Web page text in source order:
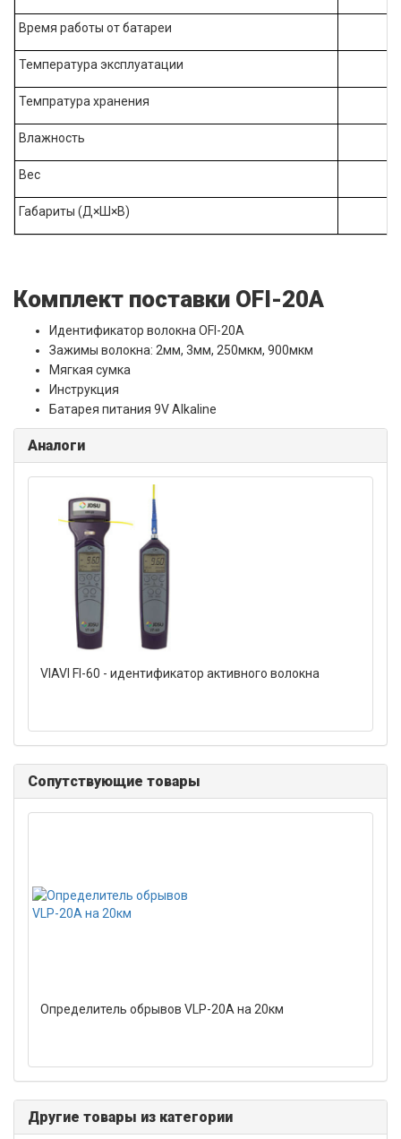
Время работы от батареи
Температура эксплуатации
Темпратура хранения
Влажность
Вес
Габариты (Д×Ш×В)
Комплект поставки OFI-20A
Идентификатор волокна OFI-20A
Зажимы волокна: 2мм, 3мм, 250мкм, 900мкм
Мягкая сумка
Инструкция
Батарея питания 9VAlkaline
Аналоги
VIAVI FI-60 - идентификатор активного волокна
Сопутствующие товары
Определитель обрывов VLP-20A на 20км
Другие товары из категории